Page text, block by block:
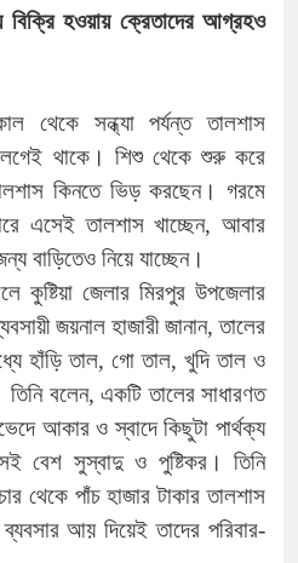
বিক্রি হওয়ায় ক্রেতাদের আগ্রহও
থেকে সন্ধ্যা পর্যন্ত তালশাস
থাকে। শিশু থেকে শুরু করে
কিনতে ভিড় করছেন। গরমে
এসেই তালশাস খাচ্ছেন, আবার
বাড়িতেও নিয়ে যাচ্ছেন।
কুষ্টিয়া জেলার মিরপুর উপজেলার
জয়নাল হাজারী জানান, তালের
হাঁড়ি তাল, গো তাল, খুদি তাল ও
বলেন, একটি তালের সাধারণত
আকার ও স্বাদে কিছুটা পার্থক্য
বেশ সুস্বাদু ও পুষ্টিকর। তিনি
থেকে পাঁচ হাজার টাকার তালশাস
আয় দিয়েই তাদের পরিবার-